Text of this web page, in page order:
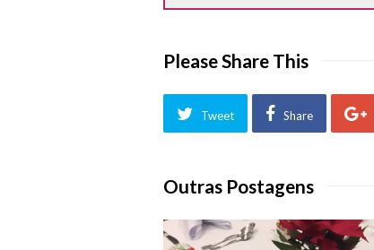
Please Share This
Tweet Share
Outras Postagens